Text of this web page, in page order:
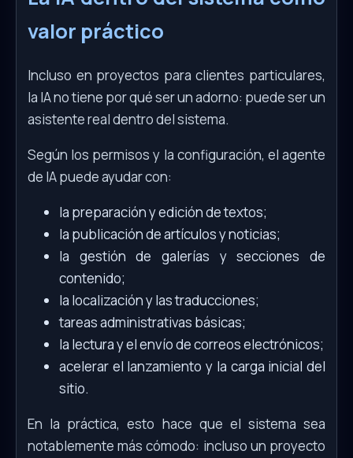
valor práctico
Incluso en proyectos para clientes particulares,
la IA no tiene por qué ser un adorno: puede ser un
asistente real dentro del sistema.
Según los permisos y la configuración, el agente
de IA puede ayudar con:
la preparación y edición de textos;
la publicación de artículos y noticias;
la gestión de galerías y secciones de
contenido;
la localización y las traducciones;
tareas administrativas básicas;
la lectura y el envío de correos electrónicos;
acelerar el lanzamiento y la carga inicial del
sitio.
En la práctica, esto hace que el sistema sea
notablemente más cómodo: incluso un proyecto